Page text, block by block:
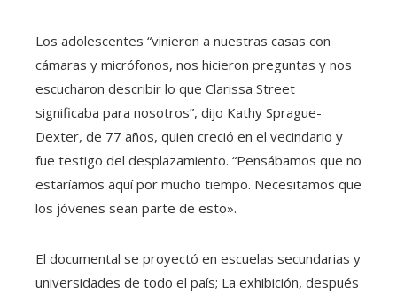
Los adolescentes “vinieron a nuestras casas con
cámaras y micrófonos, nos hicieron preguntas y nos
escucharon describir lo que Clarissa Street
significaba para nosotros”, dijo Kathy Sprague-
Dexter, de 77 años, quien creció en el vecindario y
fue testigo del desplazamiento. “Pensábamos que no
estaríamos aquí por mucho tiempo. Necesitamos que
los jóvenes sean parte de esto».
El documental se proyectó en escuelas secundarias y
universidades de todo el país; La exhibición, después